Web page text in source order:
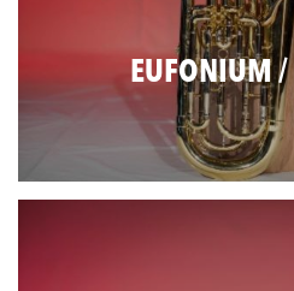
EUFONIUM